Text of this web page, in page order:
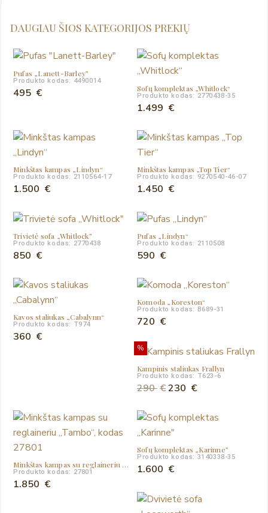
DAUGIAU ŠIOS KATEGORIJOS PREKIŲ
Pufas „Lanett-Barley”
Produkto kodas: 4490014
495 € Sofų komplektas „Whitlock“
Produkto kodas: 2770438-35
1.499 €
Minkštas kampas „Lindyn“
Produkto kodas: 2110564-17
1.500 €
Minkštas kampas „Top Tier“
Produkto kodas: 9270540-46-07
1.450 €
Trivietė sofa „Whitlock”
Produkto kodas: 2770438
850 €
Pufas „Lindyn“
Produkto kodas: 2110508
590 €
Kavos staliukas „Cabalynn“
Produkto kodas: T974
360 €
Komoda „Koreston“
Produkto kodas: B689-31
720 €
%
Kampinis staliukas Frallyn
Produkto kodas: T623-6
290€Original
was:
290 €.
230 €Current
is:
Minkštas kampas su reglaineriu „Tambo“
Produkto kodas: 27801
1.850 €
Sofų komplektas „Karinne”
Produkto kodas: 3140338-35
1.600 €